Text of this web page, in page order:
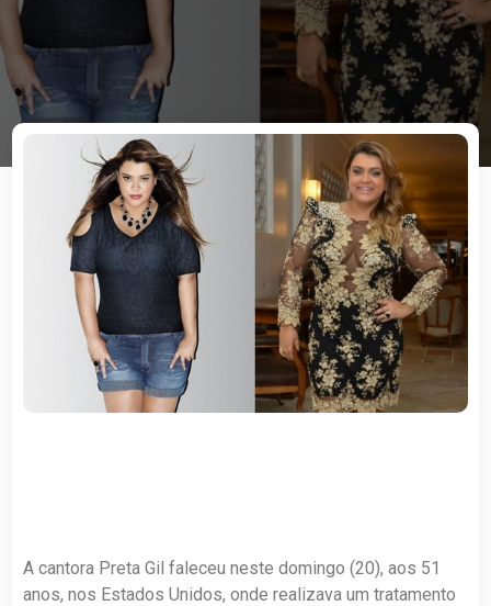
A cantora Preta Gil faleceu neste domingo (20), aos 51
anos, nos Estados Unidos, onde realizava um tratamento